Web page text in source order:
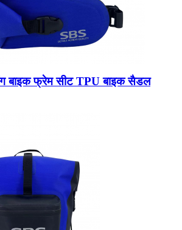
बाइक फ्रेम सीट TPU बाइक सैडल